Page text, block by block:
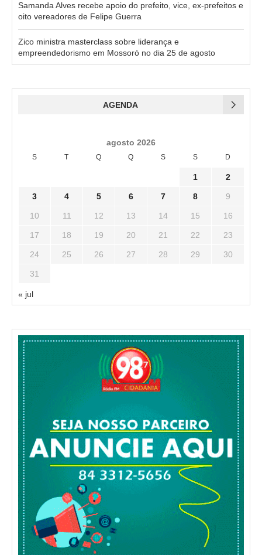
Samanda Alves recebe apoio do prefeito, vice, ex-prefeitos e
oito vereadores de Felipe Guerra
Zico ministra masterclass sobre liderança e
empreendedorismo em Mossoró no dia 25 de agosto
AGENDA
agosto 2026
S T Q Q S S D
1 2
3 4 5 6 7 8 9
10 11 12 13 14 15 16
17 18 19 20 21 22 23
24 25 26 27 28 29 30
31
« jul